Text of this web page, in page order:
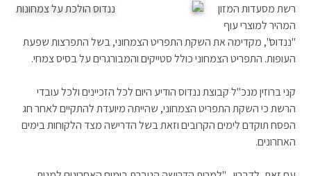
רשת מסעדות המזון
המהיר למוצרי עוף
"ננדוס", מקדימה את השקת התפריט הצמחוני, בשל התפרצות שפעת
העופות. התפריט הצמחוני כולל סטייקים והמבורגרים על בסיס צמחי.
קני ברוזין מנכ"ל קבוצת ננדוס הודיע היום לכל הזכיינים ולכל עובדי
הרשת כי השקת התפריט הצמחוני, שהייתה מיועדת להתקיים לאחר חג
הפסח תוקדם לימים הקרובים וזאת בשל הדרישה מצד הלקוחות בימים
האחרונים.